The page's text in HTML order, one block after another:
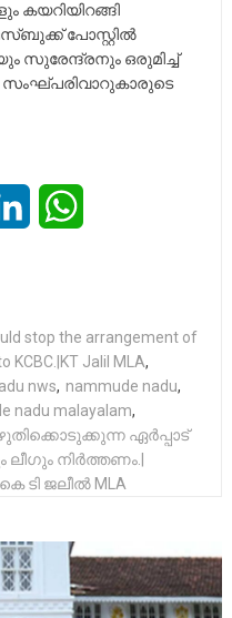
പോസ്റ്റിൽ
സുരേന്ദ്രനും ഒരുമിച്ച്
സംഘ്പരിവാറുകാരുടെ
LinkedIn
stop the arrangement of
KCBC.|KT Jalil MLA,
nws, nammude nadu,
nadu malayalam,
ഏർപ്പാട്
ലീഗും നിർത്തണം.|
ടി ജലീൽ MLA